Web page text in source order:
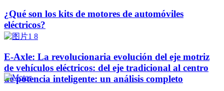
¿Qué son los kits de motores de automóviles
eléctricos?
E-Axle: La revolucionaria evolución del eje motriz
de vehículos eléctricos: del eje tradicional al centro
de potencia inteligente: un análisis completo